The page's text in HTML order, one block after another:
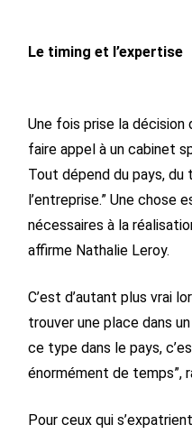
Le timing et l’expertise
Une fois prise la
faire appel à un cabinet
Tout dépend du pays, du
l’entreprise.” Une chose
nécessaires à la
affirme Nathalie Leroy.
C’est d’autant plus vrai
trouver une place dans
ce type dans le pays,
énormément de temps”,
Pour ceux qui